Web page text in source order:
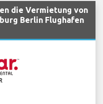
die Vermietung von
Berlin Flughafen